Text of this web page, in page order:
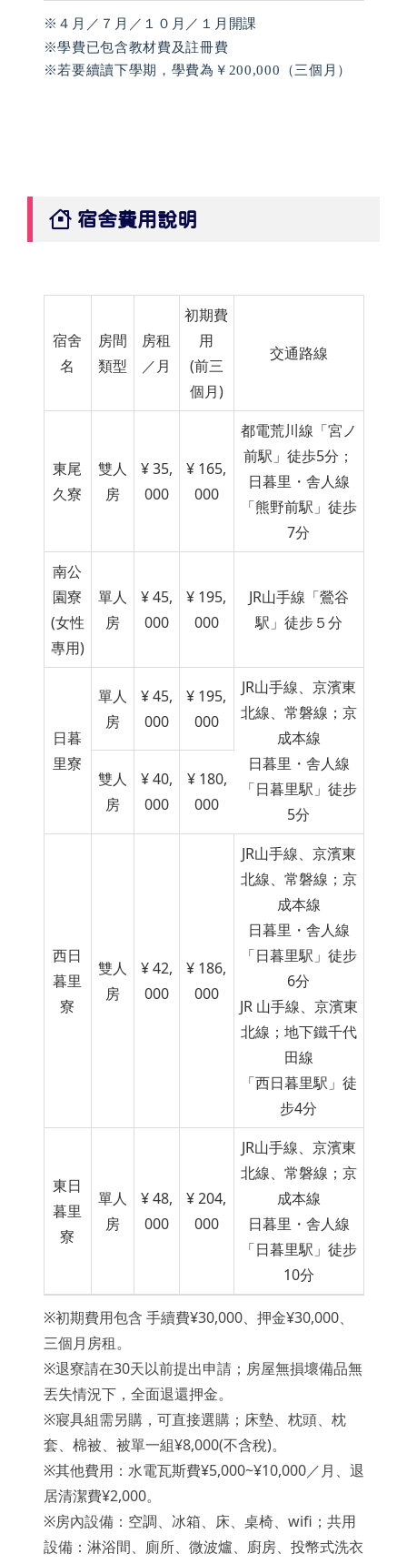
※４月／７月／１０月／１月開課
※學費已包含教材費及註冊費
※若要續讀下學期，學費為 ￥200,000（三個月）
宿舍費用說明
宿舍
名
房間
類型
房租
／月
初期費
用
(前三
個月)
交通路線
東尾
久寮
雙人
房
¥ 35,
000
¥ 165,
000
都電荒川線「宮ノ
前駅」徒歩5分；
日暮里・舎人線
「熊野前駅」徒歩
7分
南公
園寮
(女性
專用)
單人
房
¥ 45,
000
¥ 195,
000
JR山手線「鶯谷
駅 」徒步５分
日暮
里寮
單人
房
¥ 45,
000
¥ 195,
000
JR山手線、京濱東
北線、常磐線；京
成本線
日暮里・舎人線
「日暮里駅 」徒步
5分
雙人
房
¥ 40,
000
¥ 180,
000
西日
暮里
寮
雙人
房
¥ 42,
000
¥ 186,
000
JR山手線、京濱東
北線、常磐線；京
成本線
日暮里・舎人線
「日暮里駅 」徒步
6分
JR 山手線、京濱東
北線；地下鐵千代
田線
「西日暮里駅 」徒
步4分
東日
暮里
寮
單人
房
¥ 48,
000
¥ 204,
000
JR山手線、京濱東
北線、常磐線；京
成本線
日暮里・舎人線
「日暮里駅 」徒步
10分
※初期費用包含 手續費¥30,000、押金¥30,000、
三個月房租。
※退寮請在30天以前提出申請；房屋無損壞備品無
丟失情況下，全面退還押金。
※寢具組需另購，可直接選購；床墊、枕頭、枕
套、棉被、被單一組¥8,000(不含稅)。
※其他費用：水電瓦斯費¥5,000~¥10,000／月、退
居清潔費¥2,000。
※房內設備：空調、冰箱、床、桌椅、wifi；共用
設備：淋浴間、廁所、微波爐、廚房、投幣式洗衣